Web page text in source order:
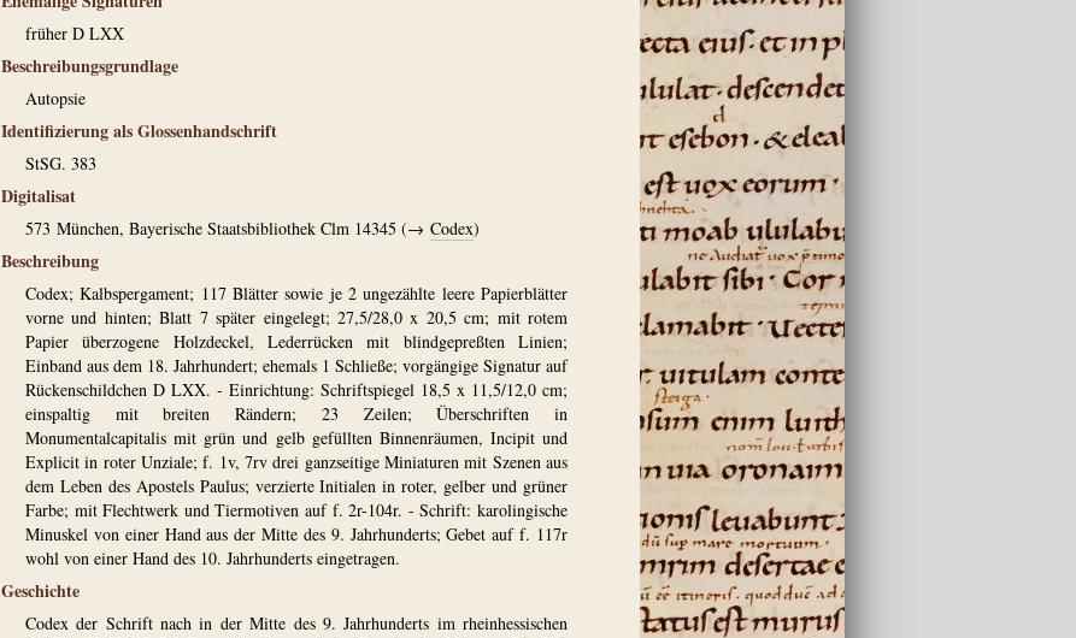
früher D LXX
Beschreibungsgrundlage
Autopsie
Identifizierung als Glossenhandschrift
StSG. 383
Digitalisat
573 München, Bayerische Staatsbibliothek Clm 14345 (→ Codex)
Beschreibung
Codex; Kalbspergament; 117 Blätter sowie je 2 ungezählte leere Papierblätter
vorne und hinten; Blatt 7 später eingelegt; 27,5/28,0 x 20,5 cm; mit rotem
Papier überzogene Holzdeckel, Lederrücken mit blindgepreßten Linien;
Einband aus dem 18. Jahrhundert; ehemals 1 Schließe; vorgängige Signatur auf
Rückenschildchen D LXX. - Einrichtung: Schriftspiegel 18,5 x 11,5/12,0 cm;
einspaltig mit breiten Rändern; 23 Zeilen; Überschriften in
Monumentalcapitalis mit grün und gelb gefüllten Binnenräumen, Incipit und
Explicit in roter Unziale; f. 1v, 7rv drei ganzseitige Miniaturen mit Szenen aus
dem Leben des Apostels Paulus; verzierte Initialen in roter, gelber und grüner
Farbe; mit Flechtwerk und Tiermotiven auf f. 2r-104r. - Schrift: karolingische
Minuskel von einer Hand aus der Mitte des 9. Jahrhunderts; Gebet auf f. 117r
wohl von einer Hand des 10. Jahrhunderts eingetragen.
Geschichte
Codex der Schrift nach in der Mitte des 9. Jahrhunderts im rheinhessischen